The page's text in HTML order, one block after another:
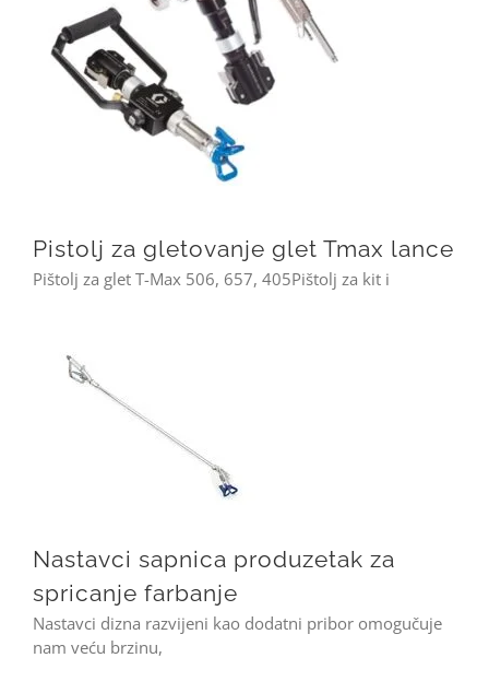
Pistolj za gletovanje glet Tmax lance
Pištolj za glet T-Max 506, 657, 405Pištolj za kit i
Nastavci sapnica produzetak za
spricanje farbanje
Nastavci dizna razvijeni kao dodatni pribor omogučuje
nam veću brzinu,